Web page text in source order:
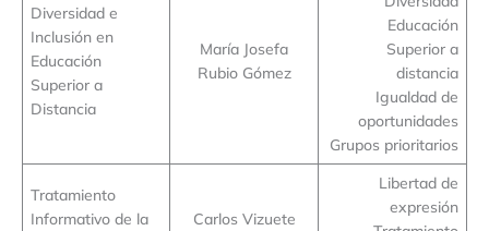
Diversidad e
Inclusión en
Educación
Superior a
Distancia
María Josefa
Rubio Gómez
Educación
Superior a
distancia
Igualdad de
oportunidades
Grupos prioritarios
Tratamiento
Informativo de la
Carlos Vizuete
Libertad de
expresión